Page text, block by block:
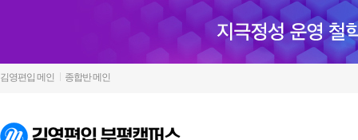
김영편입 메인 종합반 메인